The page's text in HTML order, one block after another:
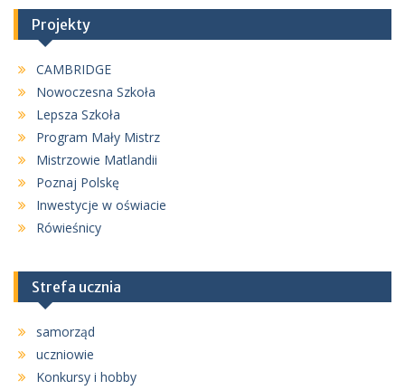
Projekty
CAMBRIDGE
Nowoczesna Szkoła
Lepsza Szkoła
Program Mały Mistrz
Mistrzowie Matlandii
Poznaj Polskę
Inwestycje w oświacie
Rówieśnicy
Strefa ucznia
samorząd
uczniowie
Konkursy i hobby